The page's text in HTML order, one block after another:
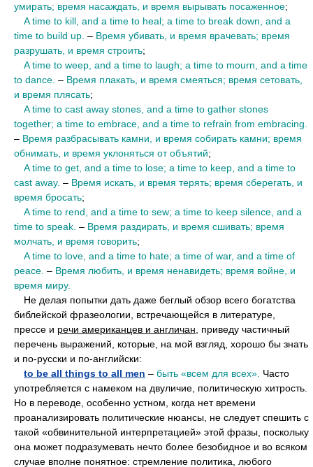
умирать; время насаждать, и время вырывать посаженное;
A time to kill, and a time to heal; a time to break down, and a
time to build up. – Время убивать, и время врачевать; время
разрушать, и время строить;
A time to weep, and a time to laugh; a time to mourn, and a time
to dance. – Время плакать, и время смеяться; время сетовать,
и время плясать;
A time to cast away stones, and a time to gather stones
together; a time to embrace, and a time to refrain from embracing.
– Время разбрасывать камни, и время собирать камни; время
обнимать, и время уклоняться от объятий;
A time to get, and a time to lose; a time to keep, and a time to
cast away. – Время искать, и время терять; время сберегать, и
время бросать;
A time to rend, and a time to sew; a time to keep silence, and a
time to speak. – Время раздирать, и время сшивать; время
молчать, и время говорить;
A time to love, and a time to hate; a time of war, and a time of
peace. – Время любить, и время ненавидеть; время войне, и
время миру.
Не делая попытки дать даже беглый обзор всего богатства
библейской фразеологии, встречающейся в литературе,
прессе и речи американцев и англичан , приведу частичный
перечень выражений, которые, на мой взгляд, хорошо бы знать
и по-русски и по-английски:
to be all things to all men – быть «всем для всех». Часто
употребляется с намеком на двуличие, политическую хитрость.
Но в переводе, особенно устном, когда нет времени
проанализировать политические нюансы, не следует спешить с
такой «обвинительной интерпретацией» этой фразы, поскольку
она может подразумевать нечто более безобидное и во всяком
случае вполне понятное: стремление политика, любого